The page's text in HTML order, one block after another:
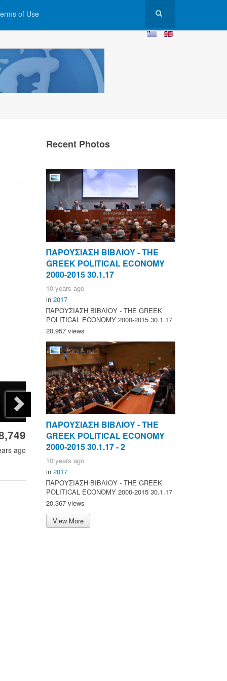
of Use
ago
Recent Photos
ΠΑΡΟΥΣΙΑΣΗ ΒΙΒΛΙΟΥ - ΤΗΕ
GREEK POLITICAL ECONOMY
2000-2015 30.1.17
10 years ago
in 2017
ΠΑΡΟΥΣΙΑΣΗ ΒΙΒΛΙΟΥ - ΤΗΕ GREEK
POLITICAL ECONOMY 2000-2015 30.1.17
20,957 views
ΠΑΡΟΥΣΙΑΣΗ ΒΙΒΛΙΟΥ - ΤΗΕ
GREEK POLITICAL ECONOMY
2000-2015 30.1.17 - 2
10 years ago
in 2017
ΠΑΡΟΥΣΙΑΣΗ ΒΙΒΛΙΟΥ - ΤΗΕ GREEK
POLITICAL ECONOMY 2000-2015 30.1.17
20,367 views
View More